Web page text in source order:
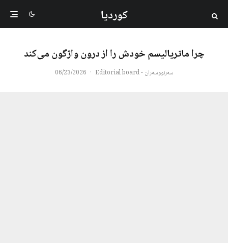
کوردیا
چرا ماتریالیسم خودش را از درون واژگون می‌کند
سەرنووسەران - Editorial board ·
06/23/2026